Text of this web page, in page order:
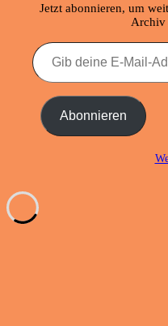
Jetzt abonnieren, um
Archiv
Gib
deine
E-
Adresse
ein ... Abonnieren